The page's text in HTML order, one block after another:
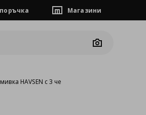
Магазини
Camera
HAVSEN с 3 чела и 2 чекмеджета